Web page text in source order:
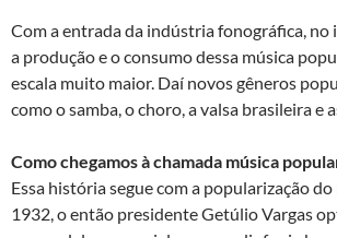
Com a entrada da indústria fonográfica, no
a produção e o consumo dessa música
escala muito maior. Daí novos gêneros
como o samba, o choro, a valsa brasileira e
Como chegamos à chamada música
Essa história segue com a popularização
1932, o então presidente Getúlio Vargas